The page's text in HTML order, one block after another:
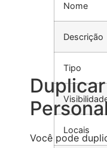
Nome
Descrição
Tipo
Locais
Você pode